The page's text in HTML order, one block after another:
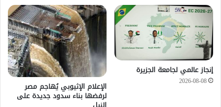
إنجاز عالمي لجامعة الجزيرة
2026-08-08 الإعلام الإثيوبي يُهاجم مصر
لرفضها بناء سدود جديدة على